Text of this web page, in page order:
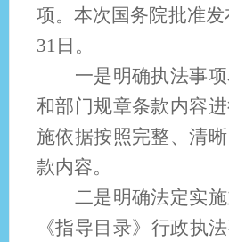
项。本次国务院批准
31日。
一是明确执法事项
和部门规章条款内容
施依据按照完整、清
款内容。
二是明确法定实施
《指导目录》行政执